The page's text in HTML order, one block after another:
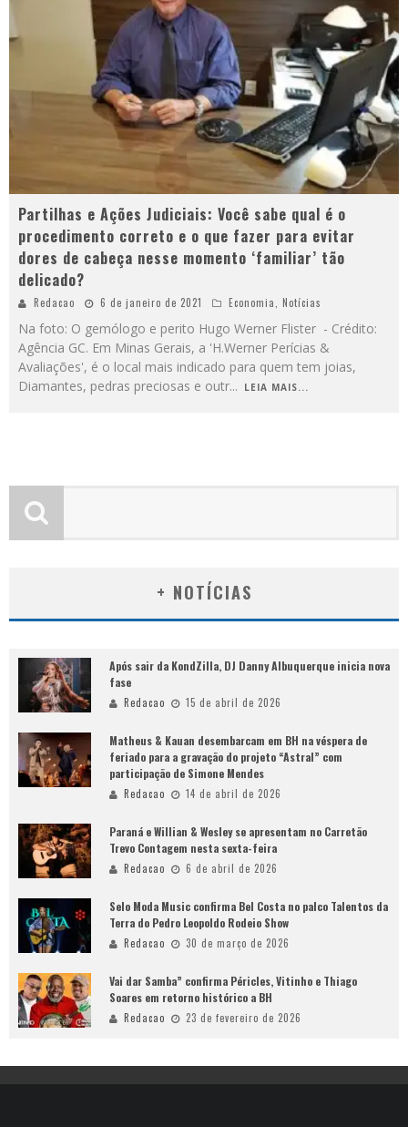
Partilhas e Ações Judiciais: Você sabe qual é o
procedimento correto e o que fazer para evitar
dores de cabeça nesse momento ‘familiar’ tão
delicado?
Redacao 6 de janeiro de 2021 Economia Notícias
Na foto: O gemólogo e perito Hugo Werner Flister - Crédito:
Agência GC. Em Minas Gerais, a 'H.Werner Perícias &
Avaliações', é o local mais indicado para quem tem joias,
Diamantes, pedras preciosas e outr... LEIA MAIS...
+ NOTÍCIAS
Após sair da KondZilla, DJ Danny Albuquerque inicia nova
fase
Redacao 15 de abril de 2026
Matheus & Kauan desembarcam em BH na véspera de
feriado para a gravação do projeto “Astral” com
participação de Simone Mendes
Redacao 14 de abril de 2026
Paraná e Willian & Wesley se apresentam no Carretão
Trevo Contagem nesta sexta-feira
Redacao 6 de abril de 2026
Selo Moda Music confirma Bel Costa no palco Talentos da
Terra do Pedro Leopoldo Rodeio Show
Redacao 30 de março de 2026
Vai dar Samba” confirma Péricles, Vitinho e Thiago
Soares em retorno histórico a BH
Redacao 23 de fevereiro de 2026